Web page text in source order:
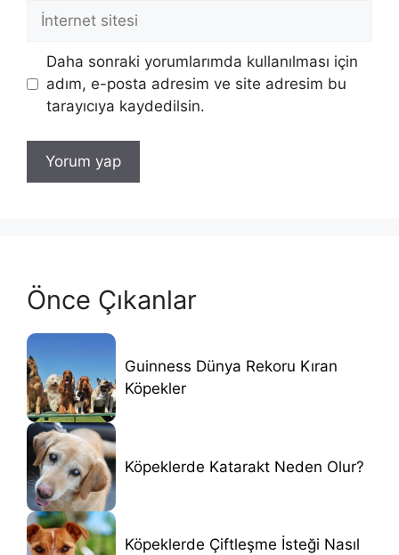
İnternet
Daha sonraki yorumlarımda kullanılması için
adım, e-posta adresim ve site adresim bu
tarayıcıya kaydedilsin.
Önce Çıkanlar
Guinness Dünya Rekoru Kıran
Köpekler
Köpeklerde Katarakt Neden Olur?
Köpeklerde Çiftleşme İsteği Nasıl